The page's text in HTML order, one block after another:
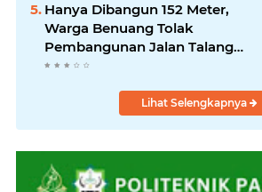
Hanya Dibangun 152 Meter,
Warga Benuang Tolak
Pembangunan Jalan Talang
Kampai
Lihat Selengkapnya